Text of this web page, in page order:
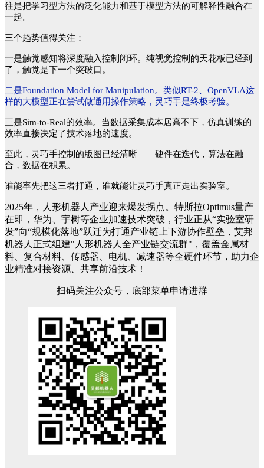
往是把学习型方法的泛化能力和基于模型方法的可解释性融合在
一起。
三个趋势值得关注：
一是触觉感知将深度融入控制闭环。纯视觉控制的天花板已经到
了，触觉是下一个突破口。
二是Foundation Model for Manipulation。类似RT-2、OpenVLA这
样的大模型正在尝试做通用操作策略，灵巧手是终极考验。
三是Sim-to-Real的效率。当数据采集成本居高不下，仿真训练的
效率直接决定了技术落地的速度。
至此，灵巧手控制的版图已经清晰——硬件在迭代，算法在融
合，数据在积累。
谁能率先把这三者打通，谁就能让灵巧手真正走出实验室。
2025年，人形机器人产业迎来爆发拐点。特斯拉Optimus量产
在即，华为、宇树等企业加速技术突破，行业正从“实验室研
发”向“规模化落地”跃迁为打通产业链上下游协作壁垒，艾邦
机器人正式组建"人形机器人全产业链交流群"，覆盖金属材
料、复合材料、传感器、电机、减速器等全硬件环节，助力企
业精准对接资源、共享前沿技术！
扫码关注公众号，底部菜单申请进群